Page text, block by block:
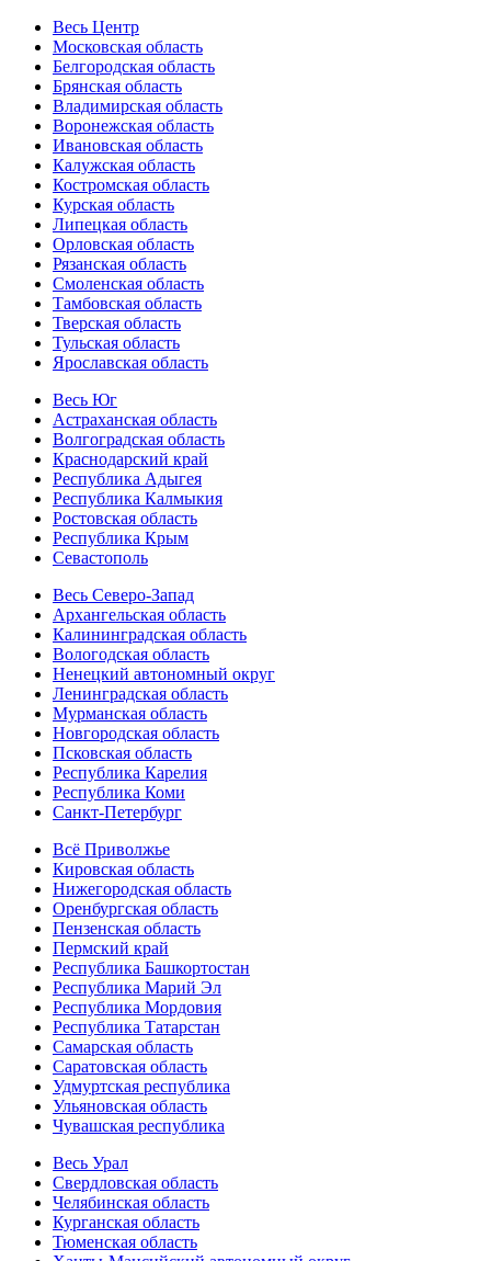
Весь Центр
Московская область
Белгородская область
Брянская область
Владимирская область
Воронежская область
Ивановская область
Калужская область
Костромская область
Курская область
Липецкая область
Орловская область
Рязанская область
Смоленская область
Тамбовская область
Тверская область
Тульская область
Ярославская область
Весь Юг
Астраханская область
Волгоградская область
Краснодарский край
Республика Адыгея
Республика Калмыкия
Ростовская область
Республика Крым
Севастополь
Весь Северо-Запад
Архангельская область
Калининградская область
Вологодская область
Ненецкий автономный округ
Ленинградская область
Мурманская область
Новгородская область
Псковская область
Республика Карелия
Республика Коми
Санкт-Петербург
Всё Приволжье
Кировская область
Нижегородская область
Оренбургская область
Пензенская область
Пермский край
Республика Башкортостан
Республика Марий Эл
Республика Мордовия
Республика Татарстан
Самарская область
Саратовская область
Удмуртская республика
Ульяновская область
Чувашская республика
Весь Урал
Свердловская область
Челябинская область
Курганская область
Тюменская область